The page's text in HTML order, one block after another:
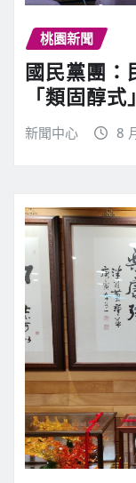
桃園新聞
國民黨團：
「類固醇
新聞中心 8